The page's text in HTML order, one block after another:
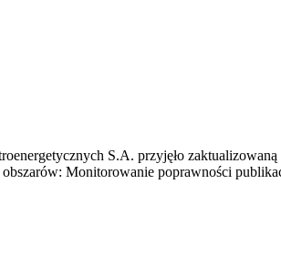
S.A. przyjęło
Monitorowanie poprawności